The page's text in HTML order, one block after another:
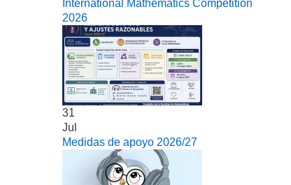
International Mathematics Competition
2026
31
Jul
Medidas de apoyo 2026/27